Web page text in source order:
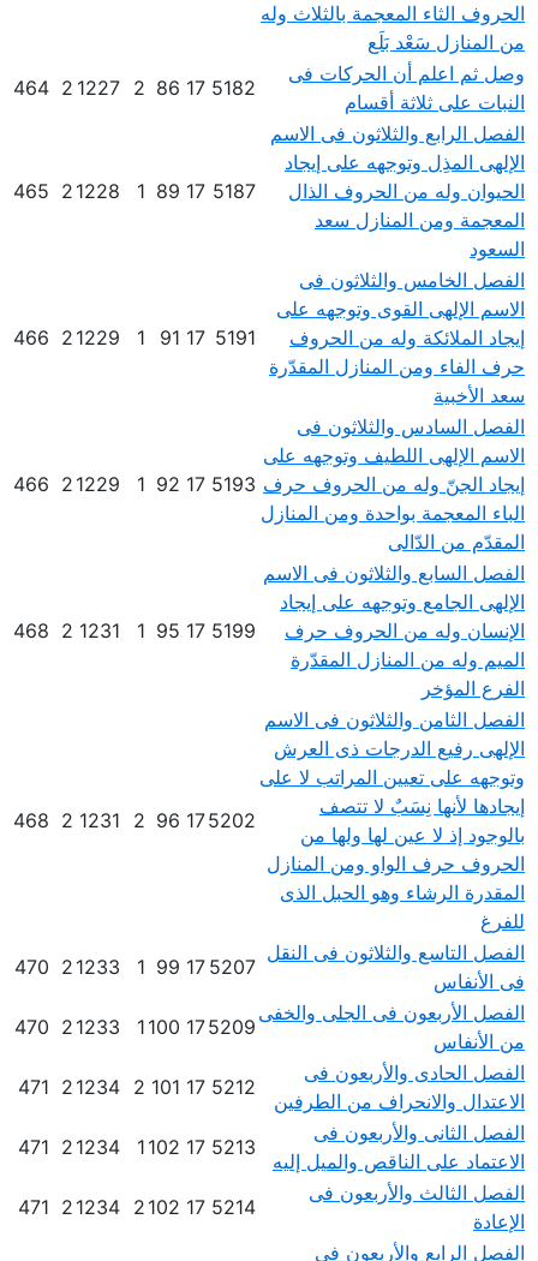
الحروف الثاء المعجمة بالثلاث وله
من المنازل سَعْد بَلَع
وصل ثم اعلم أن الحركات فى
النبات على ثلاثة أقسام
5182
17
86
2
1227
2
464
الفصل الرابع والثلاثون فى الاسم
الإلهى المذِل وتوجهه على إيجاد
الحيوان وله من الحروف الذال
المعجمة ومن المنازل سعد
السعود
5187
17
89
1
1228
2
465
الفصل الخامس والثلاثون فى
الاسم الإلهى القوى وتوجهه على
إيجاد الملائكة وله من الحروف
حرف الفاء ومن المنازل المقدّرة
سعد الأخبية
5191
17
91
1
1229
2
466
الفصل السادس والثلاثون فى
الاسم الإلهى اللطيف وتوجهه على
إيجاد الجنّ وله من الحروف حرف
الباء المعجمة بواحدة ومن المنازل
المقدّم من الدّالى
5193
17
92
1
1229
2
466
الفصل السابع والثلاثون فى الاسم
الإلهى الجامع وتوجهه على إيجاد
الإنسان وله من الحروف حرف
الميم وله من المنازل المقدّرة
الفرع المؤخر
5199
17
95
1
1231
2
468
الفصل الثامن والثلاثون فى الاسم
الإلهى رفيع الدرجات ذى العرش
وتوجهه على تعيين المراتب لا على
إيجادها لأنها نِسَبٌ لا تتصف
بالوجود إذ لا عين لها ولها من
الحروف حرف الواو ومن المنازل
المقدرة الرشاء وهو الحبل الذى
للفرغ
5202
17
96
2
1231
2
468
الفصل التاسع والثلاثون فى النقل
فى الأنفاس
5207
17
99
1
1233
2
470
الفصل الأربعون فى الجلى والخفى
من الأنفاس
5209
17
100
1
1233
2
470
الفصل الحادى والأربعون فى
الاعتدال والانحراف من الطرفين
5212
17
101
2
1234
2
471
الفصل الثانى والأربعون فى
الاعتماد على الناقص والميل إليه
5213
17
102
1
1234
2
471
الفصل الثالث والأربعون فى
الإعادة
5214
17
102
2
1234
2
471
الفصل الرابع والأربعون فى